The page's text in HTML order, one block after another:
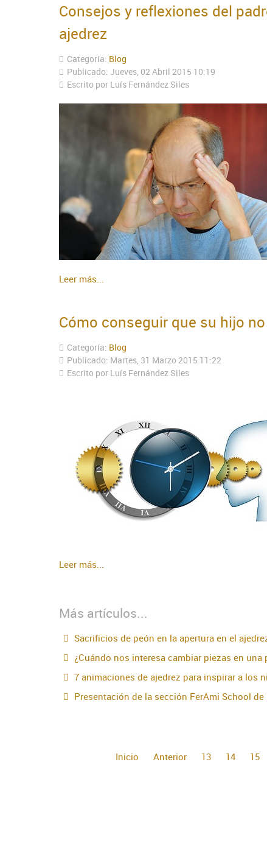
Consejos y reflexiones del
ajedrez
Categoría: Blog
Publicado: Jueves, 02 Abril 2015 10:19
Escrito por Luís Fernández Siles
Leer más...
Cómo conseguir que su hijo
Categoría: Blog
Publicado: Martes, 31 Marzo 2015 11:22
Escrito por Luís Fernández Siles
Leer más...
Más artículos...
Sacrificios de peón en la apertura en el
¿Cuándo nos interesa cambiar piezas en una
7 animaciones de ajedrez para inspirar a los
Presentación de la sección FerAmi School
Inicio
Anterior 13 14 15